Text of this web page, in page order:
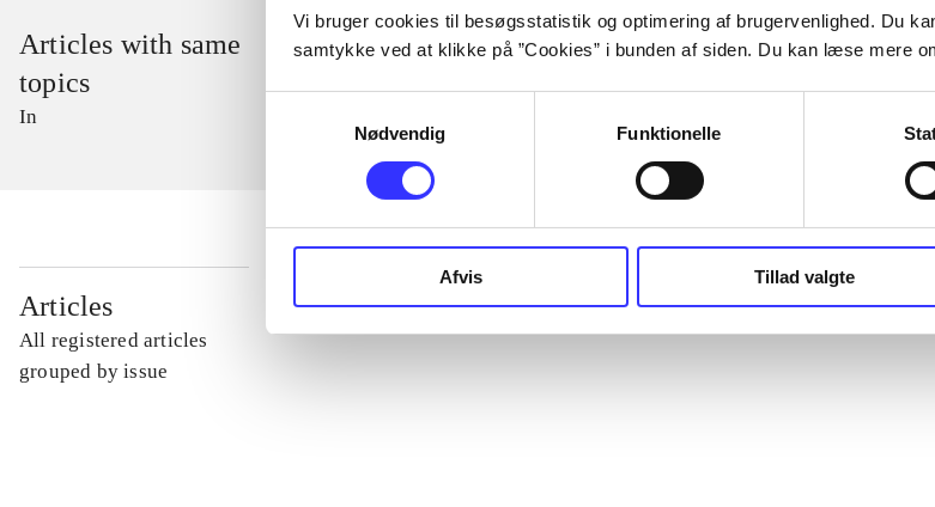
Vi bruger cookies til besøgsstatistik og optimering af brugervenlighed. Du
samtykke ved at klikke på ”Cookies” i bunden af siden. Du kan læse mere
Nødvendig
Funktionelle
Afvis Tillad valgte
Articles with same
topics
In
Articles
All registered articles
grouped by issue